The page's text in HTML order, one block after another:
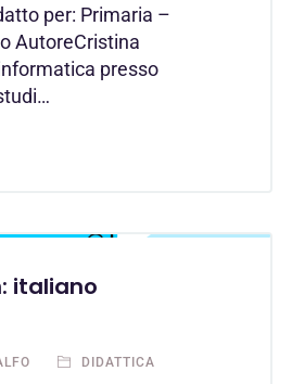
per: Primaria –
AutoreCristina
presso
italiano
DIDATTICA